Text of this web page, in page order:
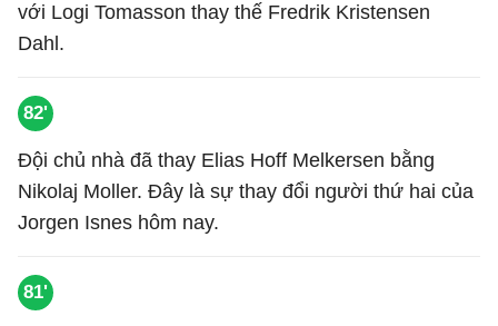
với Logi Tomasson thay thế Fredrik Kristensen
Dahl.
82'
Đội chủ nhà đã thay Elias Hoff Melkersen bằng
Nikolaj Moller. Đây là sự thay đổi người thứ hai của
Jorgen Isnes hôm nay.
81'